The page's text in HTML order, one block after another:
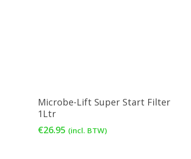
Toevoegen Aan Winkelwagen
Microbe-Lift Super Start Filter
1Ltr
€26.95 (incl. BTW)